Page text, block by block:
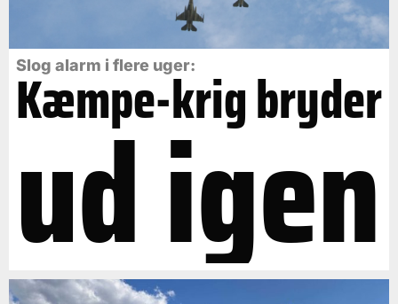
Slog alarm i flere uger:
Kæmpe-krig bryder
ud igen